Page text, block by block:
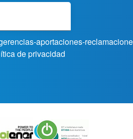
aportaciones-
de privacidad